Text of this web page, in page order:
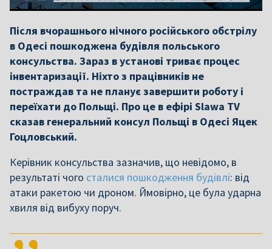
Після вчорашнього нічного російського обстрілу
в Одесі пошкоджена будівля польського
консульства. Зараз в установі триває процес
інвентаризації. Ніхто з працівників не
постраждав та не планує завершити роботу і
переїхати до Польщі. Про це в ефірі Slawa TV
сказав генеральний консул Польщі в Одесі Яцек
Гоцловський.
Керівник консульства зазначив, що невідомо, в
результаті чого сталися пошкодження будівлі: від
атаки ракетою чи дроном. Ймовірно, це була ударна
хвиля від вибуху поруч.